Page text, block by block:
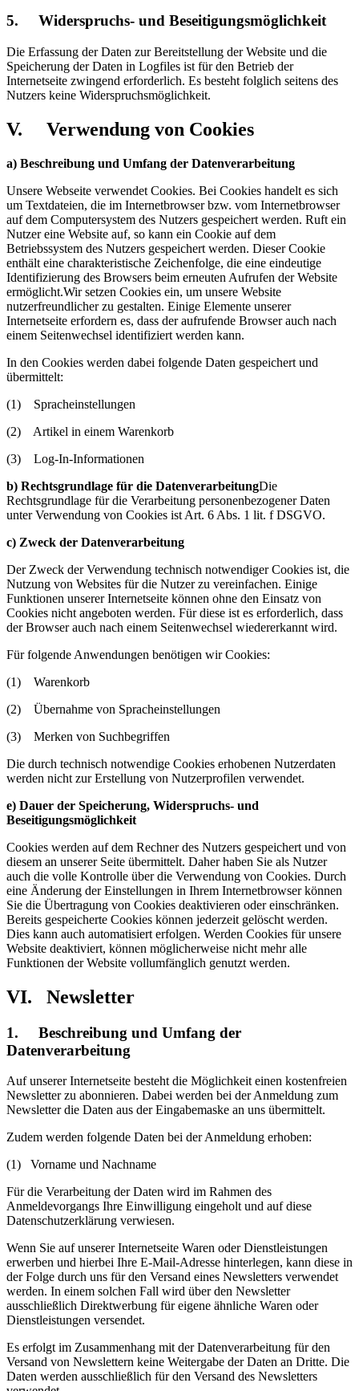
5. Widerspruchs- und Beseitigungsmöglichkeit
Die Erfassung der Daten zur Bereitstellung der Website und die
Speicherung der Daten in Logfiles ist für den Betrieb der
Internetseite zwingend erforderlich. Es besteht folglich seitens des
Nutzers keine Widerspruchsmöglichkeit.
V. Verwendung von Cookies
a) Beschreibung und Umfang der Datenverarbeitung
Unsere Webseite verwendet Cookies. Bei Cookies handelt es sich
um Textdateien, die im Internetbrowser bzw. vom Internetbrowser
auf dem Computersystem des Nutzers gespeichert werden. Ruft ein
Nutzer eine Website auf, so kann ein Cookie auf dem
Betriebssystem des Nutzers gespeichert werden. Dieser Cookie
enthält eine charakteristische Zeichenfolge, die eine eindeutige
Identifizierung des Browsers beim erneuten Aufrufen der Website
ermöglicht.Wir setzen Cookies ein, um unsere Website
nutzerfreundlicher zu gestalten. Einige Elemente unserer
Internetseite erfordern es, dass der aufrufende Browser auch nach
einem Seitenwechsel identifiziert werden kann.
In den Cookies werden dabei folgende Daten gespeichert und
übermittelt:
(1) Spracheinstellungen
(2) Artikel in einem Warenkorb
(3) Log-In-Informationen
b) Rechtsgrundlage für die DatenverarbeitungDie
Rechtsgrundlage für die Verarbeitung personenbezogener Daten
unter Verwendung von Cookies ist Art. 6 Abs. 1 lit. f DSGVO.
c) Zweck der Datenverarbeitung
Der Zweck der Verwendung technisch notwendiger Cookies ist, die
Nutzung von Websites für die Nutzer zu vereinfachen. Einige
Funktionen unserer Internetseite können ohne den Einsatz von
Cookies nicht angeboten werden. Für diese ist es erforderlich, dass
der Browser auch nach einem Seitenwechsel wiedererkannt wird.
Für folgende Anwendungen benötigen wir Cookies:
(1) Warenkorb
(2) Übernahme von Spracheinstellungen
(3) Merken von Suchbegriffen
Die durch technisch notwendige Cookies erhobenen Nutzerdaten
werden nicht zur Erstellung von Nutzerprofilen verwendet.
e) Dauer der Speicherung, Widerspruchs- und
Beseitigungsmöglichkeit
Cookies werden auf dem Rechner des Nutzers gespeichert und von
diesem an unserer Seite übermittelt. Daher haben Sie als Nutzer
auch die volle Kontrolle über die Verwendung von Cookies. Durch
eine Änderung der Einstellungen in Ihrem Internetbrowser können
Sie die Übertragung von Cookies deaktivieren oder einschränken.
Bereits gespeicherte Cookies können jederzeit gelöscht werden.
Dies kann auch automatisiert erfolgen. Werden Cookies für unsere
Website deaktiviert, können möglicherweise nicht mehr alle
Funktionen der Website vollumfänglich genutzt werden.
VI. Newsletter
1. Beschreibung und Umfang der
Datenverarbeitung
Auf unserer Internetseite besteht die Möglichkeit einen kostenfreien
Newsletter zu abonnieren. Dabei werden bei der Anmeldung zum
Newsletter die Daten aus der Eingabemaske an uns übermittelt.
Zudem werden folgende Daten bei der Anmeldung erhoben:
(1) Vorname und Nachname
Für die Verarbeitung der Daten wird im Rahmen des
Anmeldevorgangs Ihre Einwilligung eingeholt und auf diese
Datenschutzerklärung verwiesen.
Wenn Sie auf unserer Internetseite Waren oder Dienstleistungen
erwerben und hierbei Ihre E-Mail-Adresse hinterlegen, kann diese in
der Folge durch uns für den Versand eines Newsletters verwendet
werden. In einem solchen Fall wird über den Newsletter
ausschließlich Direktwerbung für eigene ähnliche Waren oder
Dienstleistungen versendet.
Es erfolgt im Zusammenhang mit der Datenverarbeitung für den
Versand von Newslettern keine Weitergabe der Daten an Dritte. Die
Daten werden ausschließlich für den Versand des Newsletters